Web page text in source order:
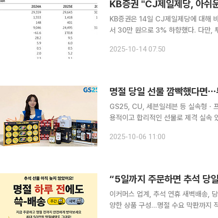
KB증권 "CJ제일제당, 아
KB증권은 14일 CJ제일제당에 대해
서 30만 원으로 3% 하향했다. 다만,
3688억 원을 기록할 것으로 전망헀
2025-10-14 07:50
명절 당일 선물 깜빡했다면⋯
GS25, CU, 세븐일레븐 등 실속형ㆍ
용적이고 합리적인 선물로 제격 실속 있는 명절 선물을 찾는 소비자가 늘면서 편의점이 추석 선물
물부터 지역 명가 상품, 프리미엄 주
2025-10-06 11:00
“5일까지 주문하면 추석 당
이커머스 업계, 추석 연휴 새벽배송, 당일배송 등
양한 상품 구성...명절 수요 막판까지 적극 대응 최장 열흘 간에 걸친 추석 연휴